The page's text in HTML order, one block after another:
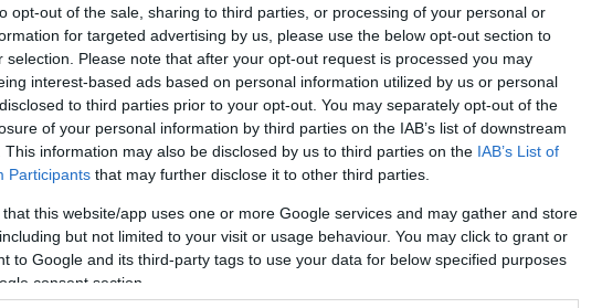
opt-out of the sale, sharing to third parties, or processing of your personal or
for targeted advertising by us, please use the below opt-out section to
selection. Please note that after your opt-out request is processed you may
interest-based ads based on personal information utilized by us or personal
to third parties prior to your opt-out. You may separately opt-out of the
of your personal information by third parties on the IAB’s list of downstream
This information may also be disclosed by us to third parties on the IAB’s List of
Participants that may further disclose it to other third parties.
that this website/app uses one or more Google services and may gather and store
but not limited to your visit or usage behaviour. You may click to grant or
to Google and its third-party tags to use your data for below specified purposes
consent section.